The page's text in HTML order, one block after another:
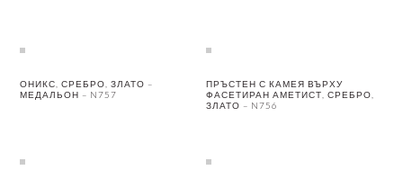
ОНИКС, СРЕБРО, ЗЛАТО –
МЕДАЛЬОН – N757
ПРЪСТЕН С КАМЕЯ ВЪРХУ
ФАСЕТИРАН АМЕТИСТ, СРЕБРО,
ЗЛАТО – N756